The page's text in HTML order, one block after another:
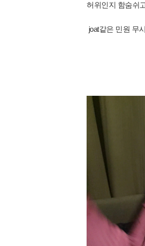
허위인지 함숨쉬
joat같은 민원 무